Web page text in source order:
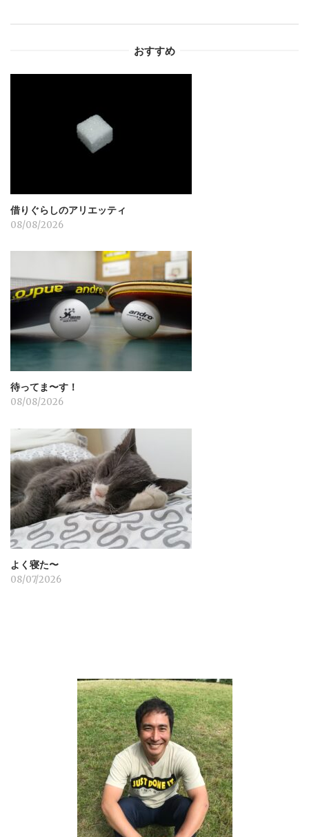
シ
おすすめ
借りぐらしのアリエッティ
08/08/2026
待ってま〜す！
08/08/2026
よく寝た〜
08/07/2026